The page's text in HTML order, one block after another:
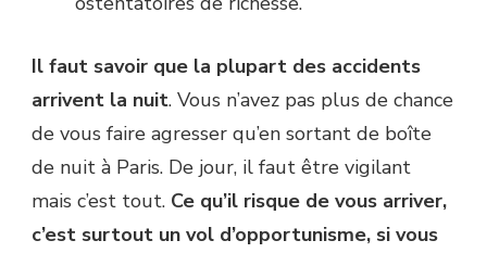
Il faut savoir que la plupart des accidents
arrivent la nuit. Vous n’avez pas plus de chance
de vous faire agresser qu’en sortant de boîte
de nuit à Paris. De jour, il faut être vigilant
mais c’est tout. Ce qu’il risque de vous arriver,
c’est surtout un vol d’opportunisme, si vous